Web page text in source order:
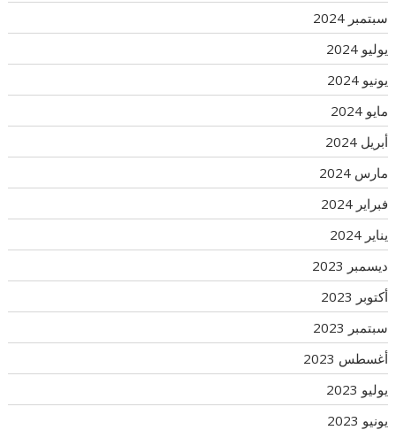
سبتمبر 2024
يوليو 2024
يونيو 2024
مايو 2024
أبريل 2024
مارس 2024
فبراير 2024
يناير 2024
ديسمبر 2023
أكتوبر 2023
سبتمبر 2023
أغسطس 2023
يوليو 2023
يونيو 2023